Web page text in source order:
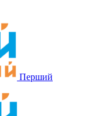
Перший